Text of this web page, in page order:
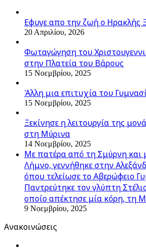
Εφυγε απο την ζωή o Ηρακλής
20 Απριλίου, 2026
Φωταγώγηση του
στην Πλατεία του Βάρους
15 Νοεμβρίου, 2025
Άλλη μια επιτυχία του
15 Νοεμβρίου, 2025
Ξεκίνησε η λειτουργία της
στη Μύρινα
14 Νοεμβρίου, 2025
Με πατέρα από τη Σμύρνη και
Λήμνο, γεννήθηκε στην
όπου τελείωσε το Αβερώφειο
Παντρεύτηκε τον γλύπτη
οποίο απέκτησε μία κόρη, τη
9 Νοεμβρίου, 2025
Ανακοινώσεις